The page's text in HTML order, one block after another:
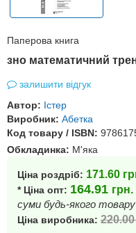
Паперова книга
зно математичний
залишити відгук
Автор: Істер
Виробник: Абетка
Код товару / ISBN:
Обкладинка: М'яка
Ціна роздріб: 171.60
* Ціна опт: 164.91 грн.
суми будь-якого
Ціна виробника: